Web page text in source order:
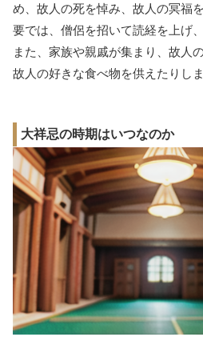
め、故人の死を悼み、故人の冥福
要では、僧侶を招いて読経を上げ
また、家族や親戚が集まり、故人
故人の好きな食べ物を供えたりしま
大祥忌の時期はいつなのか